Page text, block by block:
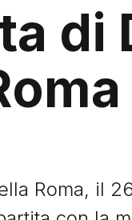
di
Roma, il